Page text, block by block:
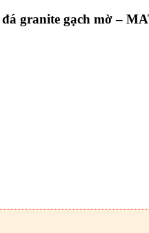
granite gạch mờ –